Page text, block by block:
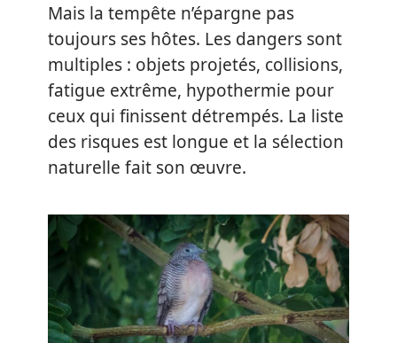
Mais la tempête n’épargne pas
toujours ses hôtes. Les dangers sont
multiples : objets projetés, collisions,
fatigue extrême, hypothermie pour
ceux qui finissent détrempés. La liste
des risques est longue et la sélection
naturelle fait son œuvre.